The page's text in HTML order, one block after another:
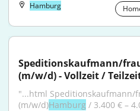
Hamburg
Speditionskaufmann/
(m/w/d) - Vollzeit /
"...html Speditionskaufmann/
(m/w/d)Hamburg / 3.400 € –